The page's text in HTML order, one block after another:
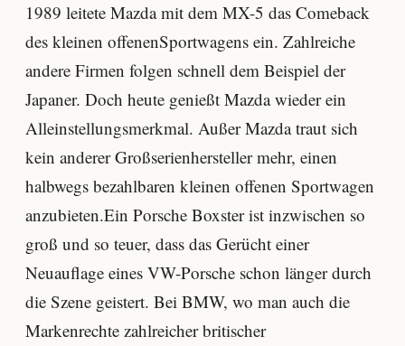
1989 leitete Mazda mit dem MX-5 das Comeback
des kleinen offenenSportwagens ein. Zahlreiche
andere Firmen folgen schnell dem Beispiel der
Japaner. Doch heute genießt Mazda wieder ein
Alleinstellungsmerkmal. Außer Mazda traut sich
kein anderer Großserienhersteller mehr, einen
halbwegs bezahlbaren kleinen offenen Sportwagen
anzubieten.Ein Porsche Boxster ist inzwischen so
groß und so teuer, dass das Gerücht einer
Neuauflage eines VW-Porsche schon länger durch
die Szene geistert. Bei BMW, wo man auch die
Markenrechte zahlreicher britischer